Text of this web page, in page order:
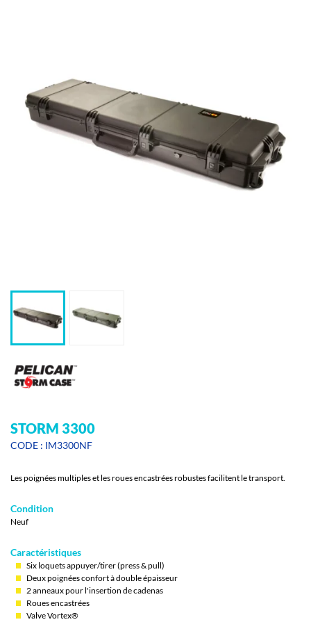
STORM 3300
CODE : IM3300NF
Les poignées multiples et les roues encastrées robustes facilitent le transport.
Condition
Neuf
Caractéristiques
Six loquets appuyer/tirer (press & pull)
Deux poignées confort à double épaisseur
2 anneaux pour l'insertion de cadenas
Roues encastrées
Valve Vortex®